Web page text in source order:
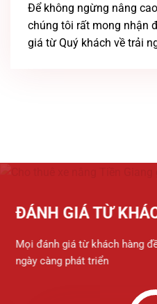
Để không ngừng nâng
chúng tôi rất mong nhận
giá từ Quý khách về trải
ĐÁNH GIÁ TỪ
Mọi đánh giá từ khách hàng
ngày càng phát triển